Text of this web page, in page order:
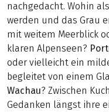
nachgedacht. Wohin
werden und das Grau
mit weitem Meerblick
klaren Alpenseen?
oder vielleicht ein
begleitet von einem
Wachau? Zwischen
Gedanken längst ihre